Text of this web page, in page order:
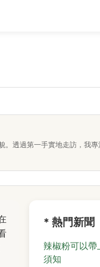
透過第一手實地走訪，我
* 熱門新聞
辣椒粉可以
須知